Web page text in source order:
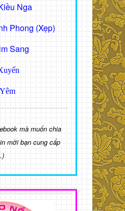
Nga
Phong (Xẹp)
Sang
mà muốn chia
mời bạn cung cấp